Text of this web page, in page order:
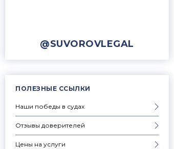
@SUVOROVLEGAL
ПОЛЕЗНЫЕ ССЫЛКИ
Наши победы в судах
Отзывы доверителей
Цены на услуги